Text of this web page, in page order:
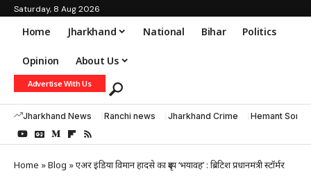
Saturday, 8 Aug 2026
Home Jharkhand National Bihar Politics
Opinion About Us
Advertise With Us
Jharkhand News Ranchi news Jharkhand Crime Hemant Soren
Home »Blog »एअर इंडिया विमान हादसे का दृश्य ‘भयावह’ : ब्रिटिश प्रधानमंत्री स्टॉर्मर